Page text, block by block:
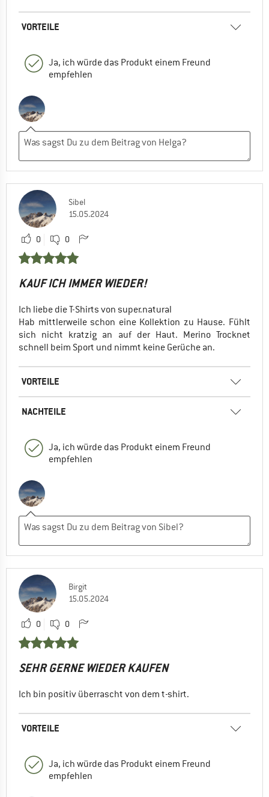
VORTEILE
Ja, ich würde das Produkt einem Freund
empfehlen
Sibel
15.05.2024
0 0
KAUF ICH IMMER WIEDER!
Ich liebe die T-Shirts von super.natural
Hab mittlerweile schon eine Kollektion zu Hause. Fühlt
sich nicht kratzig an auf der Haut. Merino Trocknet
schnell beim Sport und nimmt keine Gerüche an.
VORTEILE
NACHTEILE
Ja, ich würde das Produkt einem Freund
empfehlen
Birgit
15.05.2024
0 0
SEHR GERNE WIEDER KAUFEN
Ich bin positiv überrascht von dem t-shirt.
VORTEILE
Ja, ich würde das Produkt einem Freund
empfehlen